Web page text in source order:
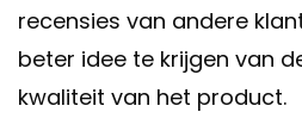
recensies van andere
beter idee te krijgen van
kwaliteit van het product.